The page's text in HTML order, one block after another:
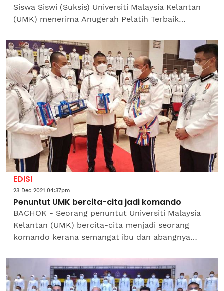
Siswa Siswi (Suksis) Universiti Malaysia Kelantan
(UMK) menerima Anugerah Pelatih Terbaik
Inspektor Kor...
EDISI
23 Dec 2021 04:37pm
Penuntut UMK bercita-cita jadi komando
BACHOK - Seorang penuntut Universiti Malaysia
Kelantan (UMK) bercita-cita menjadi seorang
komando kerana semangat ibu dan abangnya
Malaysia (PDRM). Khairul...